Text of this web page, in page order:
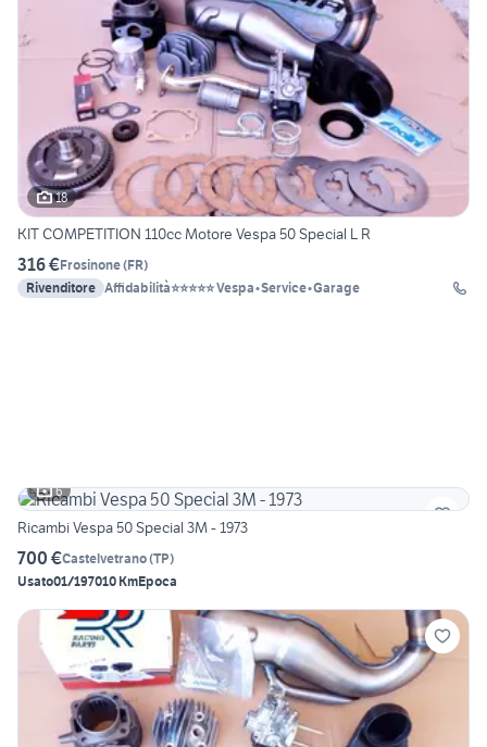
18
KIT COMPETITION 110cc Motore Vespa 50 Special L R
316 €Frosinone(FR)
Rivenditore Affidabilità⭐⭐⭐⭐⭐ Vespa•Service•Garage
6
Ricambi Vespa 50 Special 3M - 1973
700 €Castelvetrano(TP)
Usato01/197010 KmEpoca